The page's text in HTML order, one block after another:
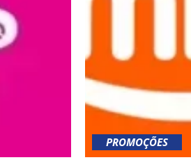
PROMOÇÕES